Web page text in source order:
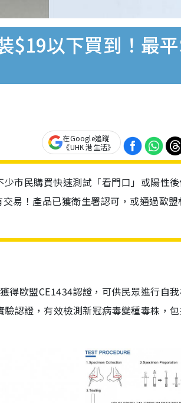
$19以下買到！最
在Google追蹤
《UHK 港生活》
市民購買快速測試「看門口」或陽性
易！產品已獲衛生署認可，或通過歐盟
得歐盟CE1434認證，可供民眾進行自
認證，有效檢測新冠病毒變種毒株，